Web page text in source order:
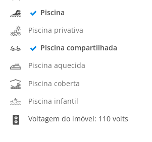
Piscina
Piscina privativa
Piscina compartilhada
Piscina aquecida
Piscina coberta
Piscina infantil
Voltagem do imóvel: 110 volts